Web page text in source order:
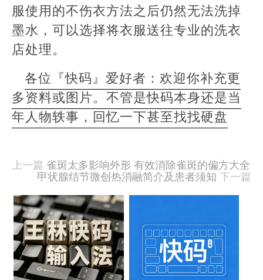
服使用的不伤衣方法之后仍然无法洗掉
墨水，可以选择将衣服送往专业的洗衣
店处理。
各位『快码』爱好者：欢迎你补充更
多资料或图片。不管是快码本身还是当
年人物轶事，回忆一下甚至找找硬盘
由
羊
喜
于
09-
布,
被
上一篇 雀斑太多影响外形 有效消除雀斑的偏方大全
甲状腺结节微创热消融简介及患者须知 下一篇
相
关
文
章